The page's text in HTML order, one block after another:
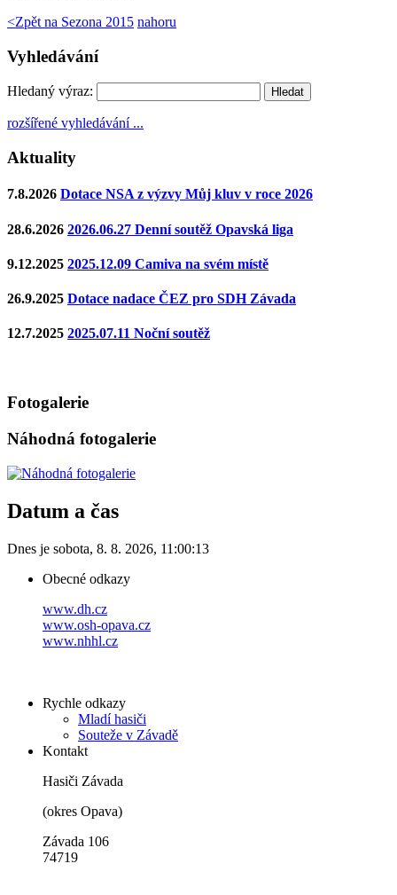
<Zpět na Sezona 2015 nahoru
Vyhledávání
Hledaný výraz:
rozšířené vyhledávání ...
Aktuality
7.8.2026 Dotace NSA z výzvy Můj kluv v roce 2026
28.6.2026 2026.06.27 Denní soutěž Opavská liga
9.12.2025 2025.12.09 Camiva na svém místě
26.9.2025 Dotace nadace ČEZ pro SDH Závada
12.7.2025 2025.07.11 Noční soutěž
Fotogalerie
Náhodná fotogalerie
Datum a čas
Dnes je sobota, 8. 8. 2026, 11:00:13
Obecné odkazy
www.dh.cz
www.osh-opava.cz
www.nhhl.cz
Rychle odkazy
Mladí hasiči
Souteže v Závadě
Kontakt
Hasiči Závada
(okres Opava)
Závada 106
74719